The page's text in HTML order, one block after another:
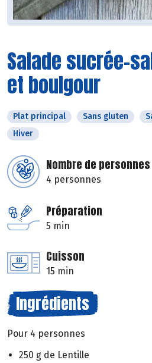
Salade sucrée-
et boulgour
Plat principal Sans gluten
Hiver
Nombre de personnes
4 personnes
Préparation
5 min
Cuisson
15 min
Ingrédients
Pour 4 personnes
250 g de Lentille